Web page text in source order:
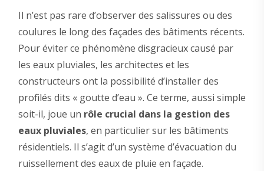
Il n’est pas rare d’observer des salissures ou des
coulures le long des façades des bâtiments récents.
Pour éviter ce phénomène disgracieux causé par
les eaux pluviales, les architectes et les
constructeurs ont la possibilité d’installer des
profilés dits « goutte d’eau ». Ce terme, aussi simple
soit-il, joue un rôle crucial dans la gestion des
eaux pluviales, en particulier sur les bâtiments
résidentiels. Il s’agit d’un système d’évacuation du
ruissellement des eaux de pluie en façade.